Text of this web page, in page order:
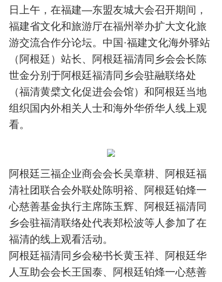
日上午，在福建—东盟友城大会召开期间，
福建省文化和旅游厅在福州举办扩大文化旅
游交流合作分论坛。中国·福建文化海外驿站
（阿根廷）站长、阿根廷福清同乡会会长陈
世金分别于阿根廷福清同乡会驻融联络处
（福清黄檗文化促进会会馆）和阿根廷当地
组织国内外相关人士和海外华侨华人线上观
看。
阿根廷三福企业商会会长吴章耕、阿根廷福
清社团联合会外联处陈明裕、阿根廷铂烽一
心慈善基金执行主席陈玉辉、阿根廷福清同
乡会驻福清联络处代表郑松波等人参加了在
福清的线上观看活动。
阿根廷福清同乡会秘书长黄玉祥、阿根廷华
人互助会会长王国泰、阿根廷铂烽一心慈善